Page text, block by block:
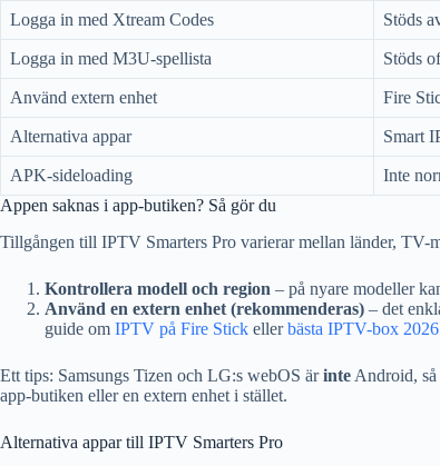
Logga in med Xtream Codes Stöds
Logga in med M3U-spellista Stöds
Använd extern enhet Fire
Alternativa appar Smart
APK-sideloading Inte
Appen saknas i app-butiken? Så gör du
Tillgången till IPTV Smarters Pro varierar mellan länder,
Kontrollera modell och region – på nyare modeller
Använd en extern enhet (rekommenderas) – det
guide om IPTV på Fire Stick ellerbästa IPTV-box 2026
Ett tips: Samsungs Tizen och LG:s webOS ärinte Android,
app-butiken eller en extern enhet i stället.
Alternativa appar till IPTV Smarters Pro